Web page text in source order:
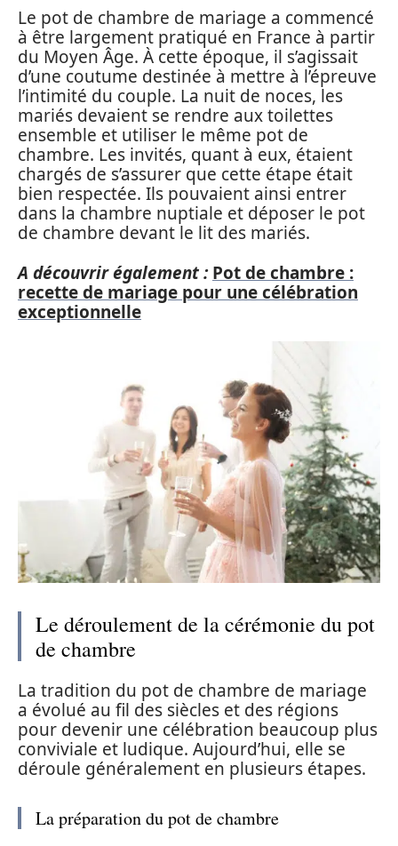
Le pot de chambre de mariage a commencé
à être largement pratiqué en France à partir
du Moyen Âge. À cette époque, il s’agissait
d’une coutume destinée à mettre à l’épreuve
l’intimité du couple. La nuit de noces, les
mariés devaient se rendre aux toilettes
ensemble et utiliser le même pot de
chambre. Les invités, quant à eux, étaient
chargés de s’assurer que cette étape était
bien respectée. Ils pouvaient ainsi entrer
dans la chambre nuptiale et déposer le pot
de chambre devant le lit des mariés.
A découvrir également : Pot de chambre :
recette de mariage pour une célébration
exceptionnelle
Le déroulement de la cérémonie du pot
de chambre
La tradition du pot de chambre de mariage
a évolué au fil des siècles et des régions
pour devenir une célébration beaucoup plus
conviviale et ludique. Aujourd’hui, elle se
déroule généralement en plusieurs étapes.
La préparation du pot de chambre